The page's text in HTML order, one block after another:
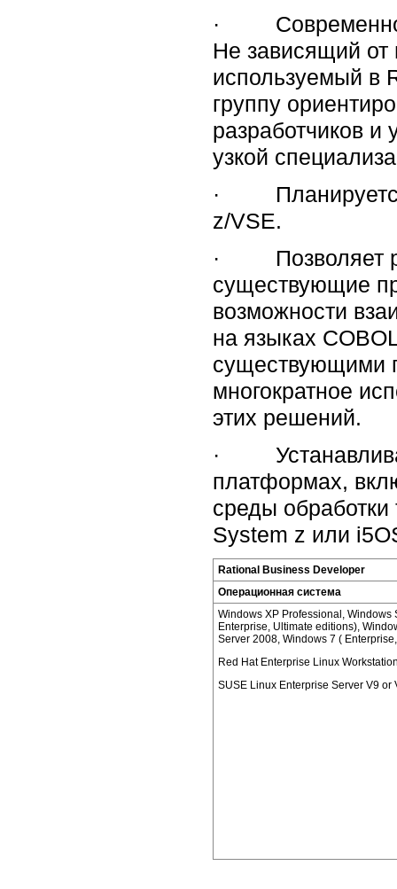
·
Не зависящий от
используемый в
группу
разработчиков и
узкой
· Планируется
z/VSE.
· Позволяет
существующие
возможности
на языках
существующими
многократное
этих решений.
·
платформах,
среды
System z или
Rational Business Developer
Операционная система
Windows XP Professional,
Enterprise, Ultimate editions),
Server 2008, Windows 7 (
Red Hat Enterprise Linux
SUSE Linux Enterprise Server V9 or